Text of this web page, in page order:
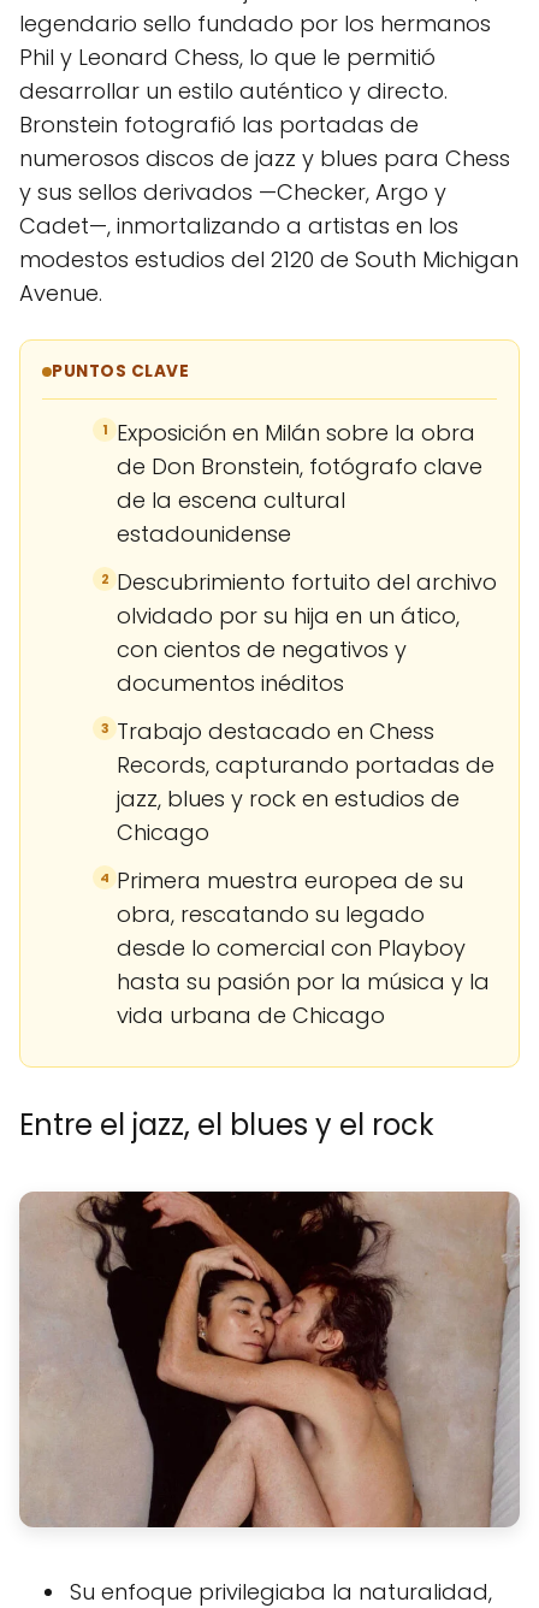
legendario sello fundado por los hermanos
Phil y Leonard Chess, lo que le permitió
desarrollar un estilo auténtico y directo.
Bronstein fotografió las portadas de
numerosos discos de jazz y blues para Chess
y sus sellos derivados —Checker, Argo y
Cadet—, inmortalizando a artistas en los
modestos estudios del 2120 de South Michigan
Avenue.
PUNTOS CLAVE
1 Exposición en Milán sobre la obra
de Don Bronstein, fotógrafo clave
de la escena cultural
estadounidense
2 Descubrimiento fortuito del archivo
olvidado por su hija en un ático,
con cientos de negativos y
documentos inéditos
3 Trabajo destacado en Chess
Records, capturando portadas de
jazz, blues y rock en estudios de
Chicago
4 Primera muestra europea de su
obra, rescatando su legado
desde lo comercial con Playboy
hasta su pasión por la música y la
vida urbana de Chicago
Entre el jazz, el blues y el rock
Su enfoque privilegiaba la naturalidad,